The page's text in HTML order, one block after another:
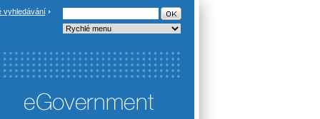
vyhledávání